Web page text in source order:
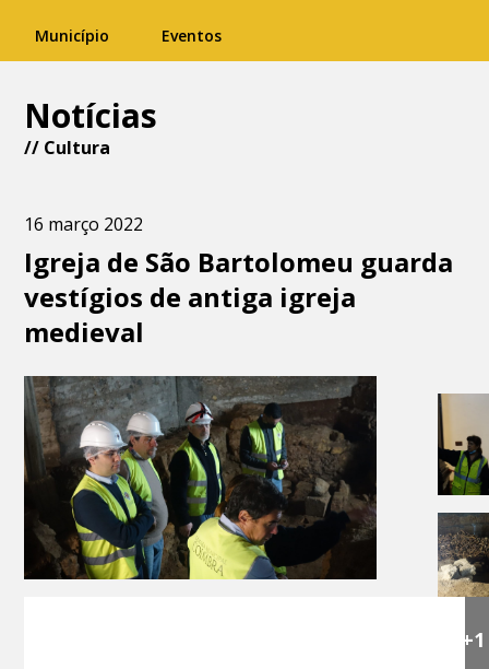
Município Eventos
Notícias
// Cultura
16 março 2022
Igreja de São Bartolomeu guarda
vestígios de antiga igreja
medieval
+1